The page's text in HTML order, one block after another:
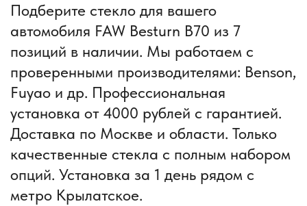
Подберите стекло для вашего
автомобиля FAW Besturn B70 из 7
позиций в наличии. Мы работаем с
проверенными производителями: Benson,
Fuyao и др. Профессиональная
установка от 4000 рублей с гарантией.
Доставка по Москве и области. Только
качественные стекла с полным набором
опций. Установка за 1 день рядом с
метро Крылатское.